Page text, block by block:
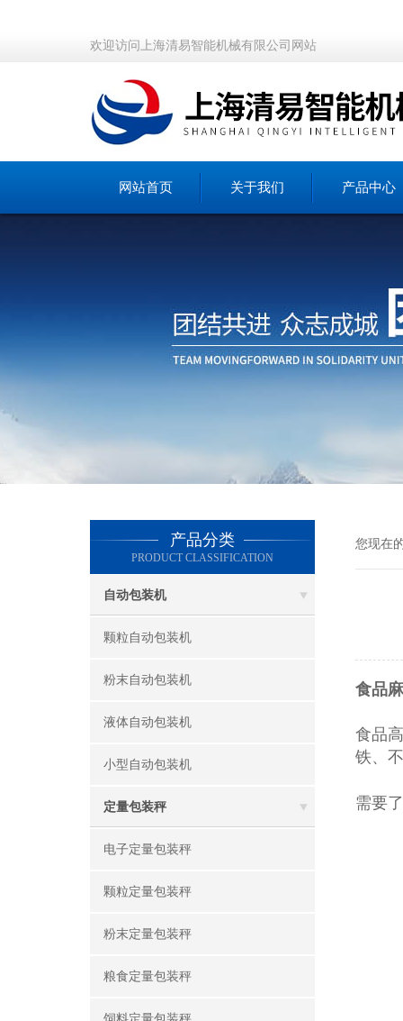
欢迎访问上海清易智能机械有限公司网站
网站首页 关于我们 产品中心
产品分类
PRODUCT CLASSIFICATION
自动包装机
颗粒自动包装机
粉末自动包装机
液体自动包装机
小型自动包装机
定量包装秤
电子定量包装秤
颗粒定量包装秤
粉末定量包装秤
粮食定量包装秤
您现在
食品
食品
铁、
需要